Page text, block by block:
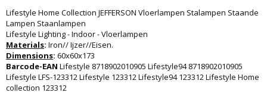
Lifestyle Home Collection JEFFERSON Vloerlampen Stalampen Staande
Lampen Staanlampen
Lifestyle Lighting - Indoor - Vloerlampen
Materials: Iron// Ijzer//Eisen.
Dimensions: 60x60x173
Barcode-EAN Lifestyle 8718902010905 Lifestyle94 8718902010905
Lifestyle LFS-123312 Lifestyle 123312 Lifestyle94 123312 Lifestyle Home
collection 123312